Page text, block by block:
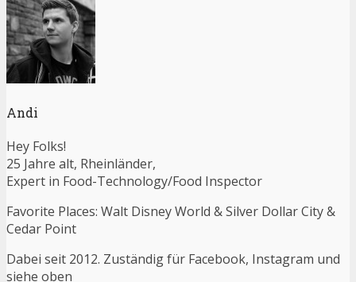
Andi
Hey Folks!
25 Jahre alt, Rheinländer,
Expert in Food-Technology/Food Inspector
Favorite Places: Walt Disney World & Silver Dollar City &
Cedar Point
Dabei seit 2012. Zuständig für Facebook, Instagram und
siehe oben